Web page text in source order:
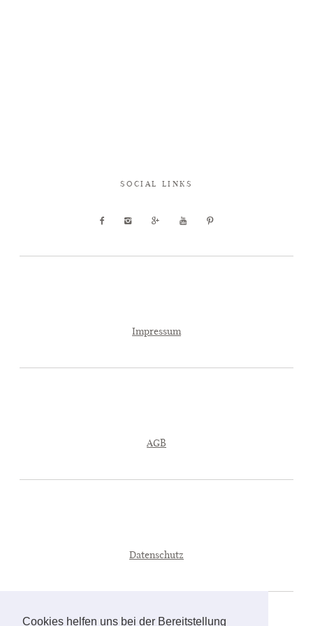
Cookies helfen uns bei der Bereitstellung
SOCIAL LINKS
Impressum
AGB
Datenschutz